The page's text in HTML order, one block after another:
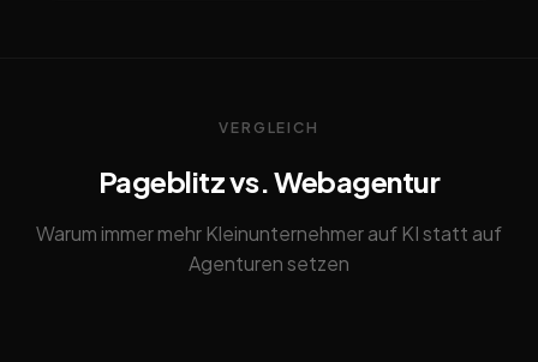
VERGLEICH
Pageblitz vs. Webagentur
Warum immer mehr Kleinunternehmer auf KI statt auf
Agenturen setzen